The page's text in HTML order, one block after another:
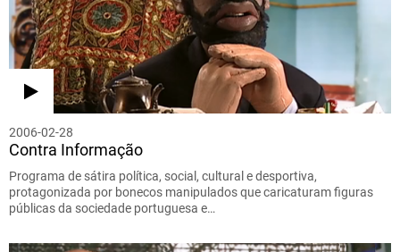
2006-02-28
Contra Informação
Programa de sátira política, social, cultural e desportiva,
protagonizada por bonecos manipulados que caricaturam figuras
públicas da sociedade portuguesa e…